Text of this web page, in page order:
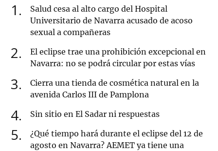
1
Salud cesa al alto cargo del Hospital
Universitario de Navarra acusado de acoso
sexual a compañeras
2
El eclipse trae una prohibición excepcional en
Navarra: no se podrá circular por estas vías
3
Cierra una tienda de cosmética natural en la
avenida Carlos III de Pamplona
4 Sin sitio en El Sadar ni respuestas
5
¿Qué tiempo hará durante el eclipse del 12 de
agosto en Navarra? AEMET ya tiene una